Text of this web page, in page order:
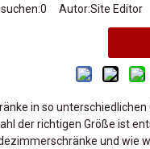
0 Autor:Site Editor
in so
der richtigen Größe ist
und wie